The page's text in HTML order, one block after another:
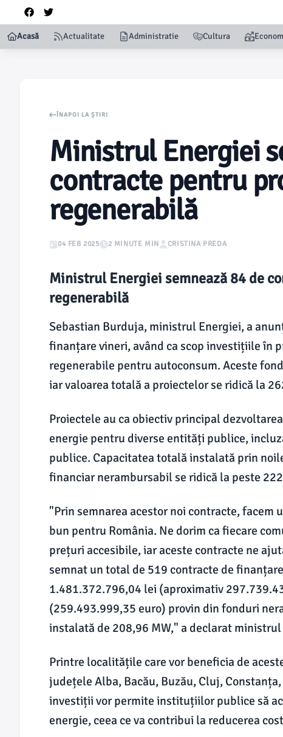
Acasă Actualitate Administratie Cultura
ÎNAPOI LA ȘTIRI
Ministrul Energiei
contracte pentru
regenerabilă
04 FEB 2025 2 MINUTE MIN CRISTINA PREDA
Ministrul Energiei semnează 84 de
regenerabilă
Sebastian Burduja, ministrul Energiei, a
finanțare vineri, având ca scop investițiile în
regenerabile pentru autoconsum. Aceste
iar valoarea totală a proiectelor se ridică la
Proiectele au ca obiectiv principal
energie pentru diverse entități publice,
publice. Capacitatea totală instalată prin
financiar nerambursabil se ridică la peste
"Prin semnarea acestor noi contracte,
bun pentru România. Ne dorim ca fiecare
prețuri accesibile, iar aceste contracte ne
semnat un total de 519 contracte de
1.481.372.796,04 lei (aproximativ
(259.493.999,35 euro) provin din fonduri
instalată de 208,96 MW," a declarat
Printre localitățile care vor beneficia de
județele Alba, Bacău, Buzău, Cluj,
investiții vor permite instituțiilor publice să
energie, ceea ce va contribui la reducerea